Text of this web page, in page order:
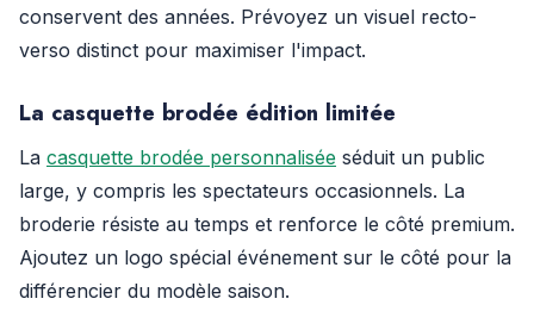
conservent des années. Prévoyez un visuel recto-
verso distinct pour maximiser l'impact.
La casquette brodée édition limitée
La casquette brodée personnalisée séduit un public
large, y compris les spectateurs occasionnels. La
broderie résiste au temps et renforce le côté premium.
Ajoutez un logo spécial événement sur le côté pour la
différencier du modèle saison.